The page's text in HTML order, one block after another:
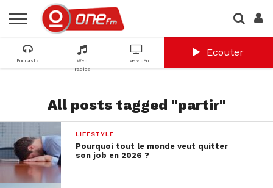
Podcasts
Web
radios
Live vidéo
Ecouter
All posts tagged "partir"
LIFESTYLE
Pourquoi tout le monde veut quitter
son job en 2026 ?